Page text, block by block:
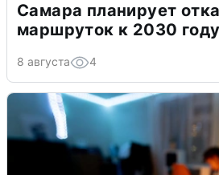
Самара планирует
маршруток к 2030 году
8 августа 4